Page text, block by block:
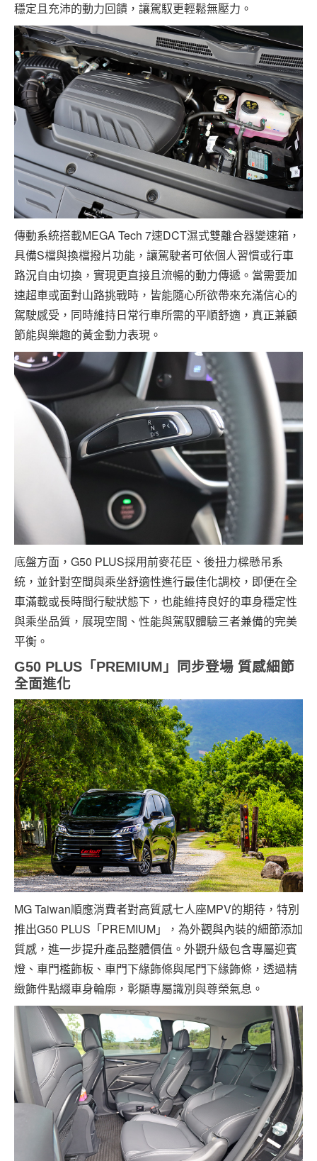
穩定且充沛的動力回饋，讓駕馭更輕鬆無壓力。
傳動系統搭載MEGA Tech 7速DCT濕式雙離合器變速箱，
具備S檔與換檔撥片功能，讓駕駛者可依個人習慣或行車
路況自由切換，實現更直接且流暢的動力傳遞。當需要加
速超車或面對山路挑戰時，皆能隨心所欲帶來充滿信心的
駕駛感受，同時維持日常行車所需的平順舒適，真正兼顧
節能與樂趣的黃金動力表現。
底盤方面，G50 PLUS採用前麥花臣、後扭力樑懸吊系
統，並針對空間與乘坐舒適性進行最佳化調校，即便在全
車滿載或長時間行駛狀態下，也能維持良好的車身穩定性
與乘坐品質，展現空間、性能與駕馭體驗三者兼備的完美
平衡。
G50 PLUS 「 PREMIUM 」同步登場 質感細節
全面進化
MG Taiwan順應消費者對高質感七人座MPV的期待，特別
推出G50 PLUS「PREMIUM」，為外觀與內裝的細節添加
質感，進一步提升產品整體價值。外觀升級包含專屬迎賓
燈、車門檻飾板、車門下緣飾條與尾門下緣飾條，透過精
緻飾件點綴車身輪廓，彰顯專屬識別與尊榮氣息。